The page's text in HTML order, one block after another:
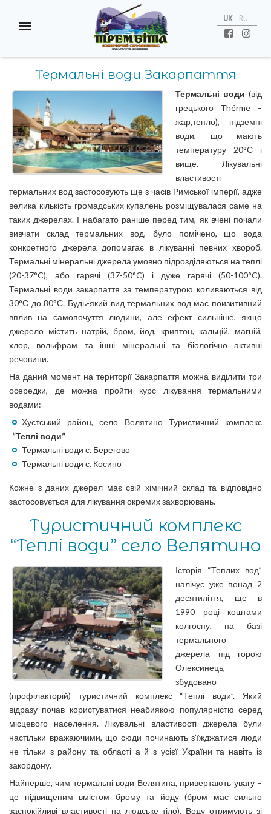
UK RU
Термальні води Закарпаття
Термальні води (від
грецького Thérme –
жар,тепло), підземні
води, що мають
температуру 20°С і
вище. Лікувальні
властивості
термальних вод застосовують ще з часів Римської імперії, адже
велика кількість громадських купалень розміщувалася саме на
таких джерелах. І набагато раніше перед тим, як вчені почали
вивчати склад термальних вод, було помічено, що вода
конкретного джерела допомагає в лікуванні певних хвороб.
Термальні мінеральні джерела умовно підрозділяються на теплі
(20-37°C), або гарячі (37-50°C) і дуже гарячі (50-100°C).
Термальні води закарпаття за температурою коливаються від
30°С до 80°С. Будь-який вид термальних вод має поизитивний
вплив на самопочуття людини, але ефект сильніше, якщо
джерело містить натрій, бром, йод, криптон, кальцій, магній,
хлор, вольфрам та інші мінеральні та біологічно активні
речовини.
На даний момент на території Закарпаття можна виділити три
осередки, де можна пройти курс лікування термальними
водами:
Хустський район, село Велятино Туристичний комплекс
“Теплі води”
Термальні води с. Берегово
Термальні води с. Косино
Кожне з даних джерел має свій хімічний склад та відповідно
застосовується для лікування окремих захворювань.
Туристичний комплекс
“Теплі води” село Велятино
Історія “Теплих вод”
налічує уже понад 2
десятиліття, ще в
1990 році коштами
колгоспу, на базі
термального
джерела під горою
Олексинець,
збудовано
(профілакторій) туристичний комплекс “Теплі води”. Який
відразу почав користуватися неабиякою популярністю серед
місцевого населення. Лікувальні властивості джерела були
настільки вражаючими, що сюди починають з’їжджатися люди
не тільки з району та області а й з усієї України та навіть із
закордону.
Найперше, чим термальні води Велятина, привертають увагу –
це підвищеним вмістом брому та йоду (бром має сильно
заспокійливі властивості на людське тіло). Воду отримують зі